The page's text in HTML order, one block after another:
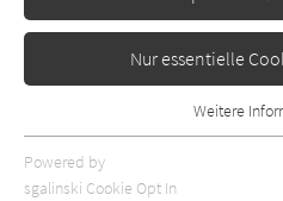
Nur essentielle
Essentielle Cookies werden für
Webseite benötigt. Dadurch ist
Weitere
Powered by
sgalinski Cookie Opt In